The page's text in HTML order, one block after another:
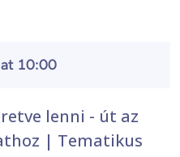
10:00
lenni - út az
| Tematikus